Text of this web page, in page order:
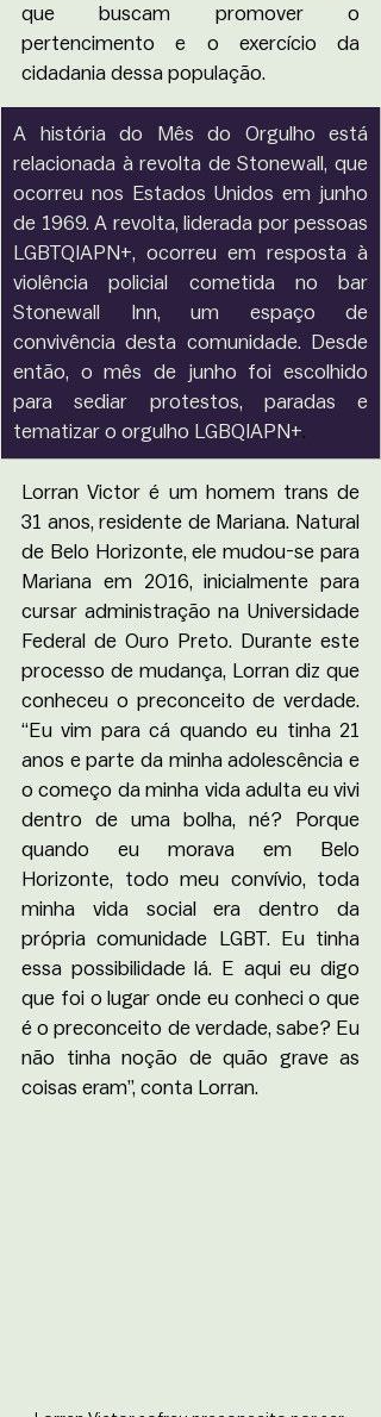
que buscam promover o
pertencimento e o exercício da
cidadania dessa população.
A história do Mês do Orgulho está
relacionada à revolta de Stonewall, que
ocorreu nos Estados Unidos em junho
de 1969. A revolta, liderada por pessoas
LGBTQIAPN+, ocorreu em resposta à
violência policial cometida no bar
Stonewall Inn, um espaço de
convivência desta comunidade. Desde
então, o mês de junho foi escolhido
para sediar protestos, paradas e
tematizar o orgulho LGBQIAPN+.
Lorran Victor é um homem trans de
31 anos, residente de Mariana. Natural
de Belo Horizonte, ele mudou-se para
Mariana em 2016, inicialmente para
cursar administração na Universidade
Federal de Ouro Preto. Durante este
processo de mudança, Lorran diz que
conheceu o preconceito de verdade.
“Eu vim para cá quando eu tinha 21
anos e parte da minha adolescência e
o começo da minha vida adulta eu vivi
dentro de uma bolha, né? Porque
quando eu morava em Belo
Horizonte, todo meu convívio, toda
minha vida social era dentro da
própria comunidade LGBT. Eu tinha
essa possibilidade lá. E aqui eu digo
que foi o lugar onde eu conheci o que
é o preconceito de verdade, sabe? Eu
não tinha noção de quão grave as
coisas eram”, conta Lorran.